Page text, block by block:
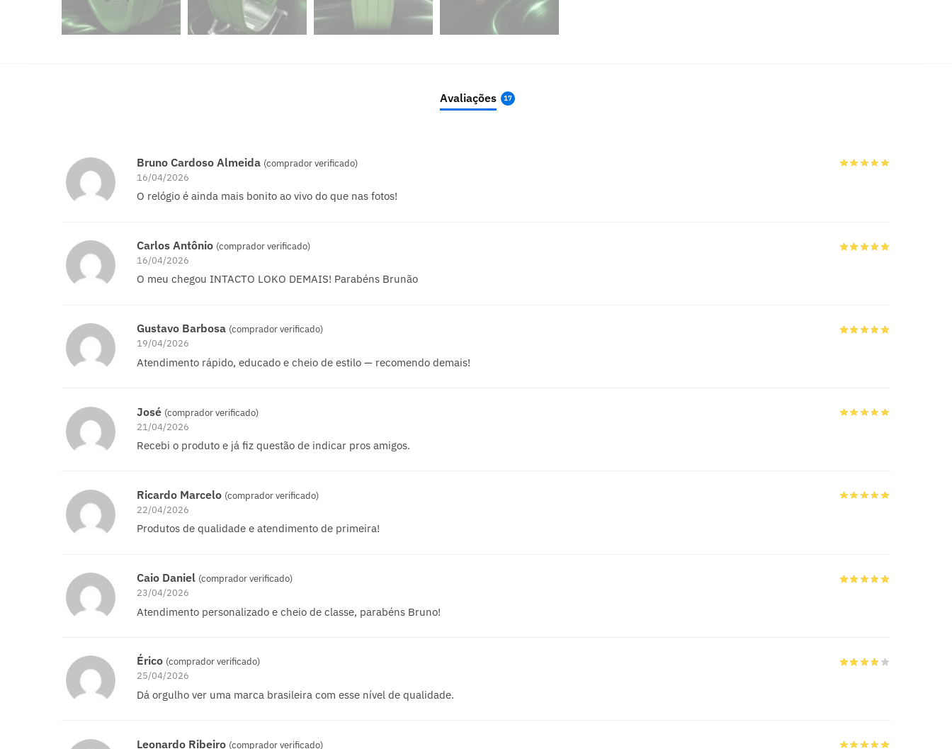
Avaliações 17
Bruno Cardoso Almeida (comprador verificado)
16/04/2026
O relógio é ainda mais bonito ao vivo do que nas fotos!
Carlos Antônio (comprador verificado)
16/04/2026
O meu chegou INTACTO LOKO DEMAIS! Parabéns Brunão
Gustavo Barbosa (comprador verificado)
19/04/2026
Atendimento rápido, educado e cheio de estilo — recomendo demais!
José (comprador verificado)
21/04/2026
Recebi o produto e já fiz questão de indicar pros amigos.
Ricardo Marcelo (comprador verificado)
22/04/2026
Produtos de qualidade e atendimento de primeira!
Caio Daniel (comprador verificado)
23/04/2026
Atendimento personalizado e cheio de classe, parabéns Bruno!
Érico (comprador verificado)
25/04/2026
Dá orgulho ver uma marca brasileira com esse nível de qualidade.
Leonardo Ribeiro (comprador verificado)